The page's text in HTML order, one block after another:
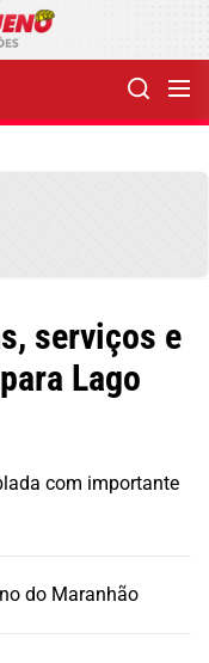
serviços e
Lago
com importante
do Maranhão